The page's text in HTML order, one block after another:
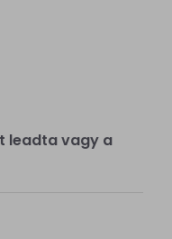
leadta vagy a